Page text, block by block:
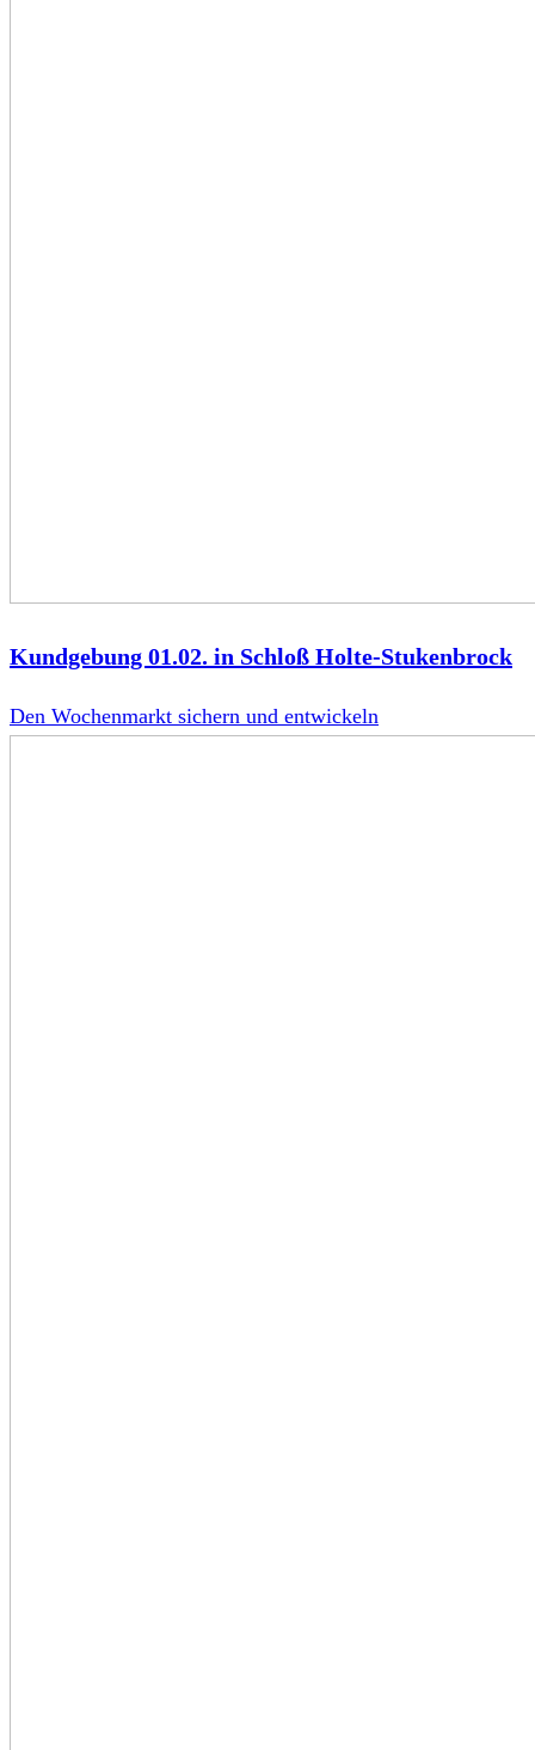
Kundgebung 01.02. in Schloß Holte-Stukenbrock
Den Wochenmarkt sichern und entwickeln